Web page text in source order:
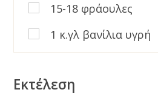
15-18 φράουλες
1 κ.γλ βανίλια υγρή
Εκτέλεση